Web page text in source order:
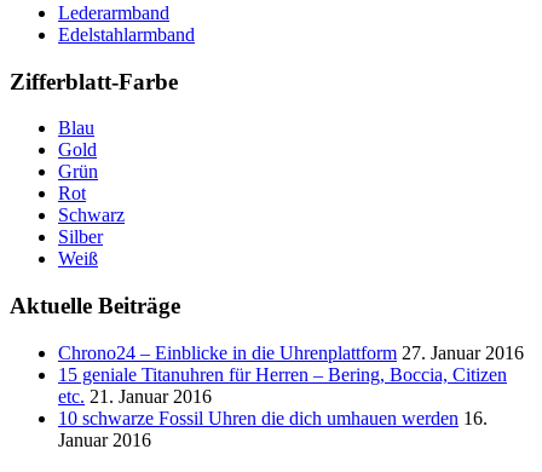
Lederarmband
Edelstahlarmband
Zifferblatt-Farbe
Blau
Gold
Grün
Rot
Schwarz
Silber
Weiß
Aktuelle Beiträge
Chrono24 – Einblicke in die Uhrenplattform 27. Januar 2016
15 geniale Titanuhren für Herren – Bering, Boccia, Citizen
etc. 21. Januar 2016
10 schwarze Fossil Uhren die dich umhauen werden 16.
Januar 2016